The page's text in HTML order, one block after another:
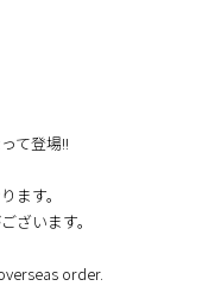
て登場!!
ます。
ざいます。
order.